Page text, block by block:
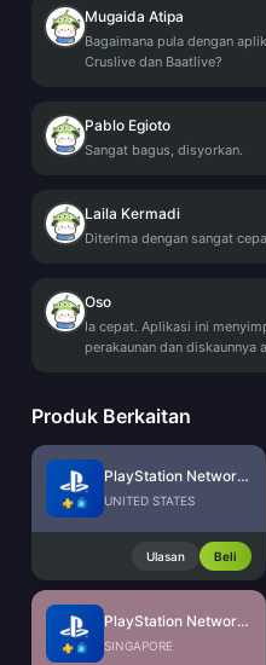
Mugaida Atipa
Bagaimana pula dengan
Cruslive dan Baatlive?
Pablo Egioto
Sangat bagus, disyorkan.
Laila Kermadi
Diterima dengan sangat
Oso
Ia cepat. Aplikasi ini
perakaunan dan diskaunnya
Produk Berkaitan
PlayStation Network Card (US)
UNITED STATES
Ulasan Beli
PlayStation Network Card (SG)
SINGAPORE